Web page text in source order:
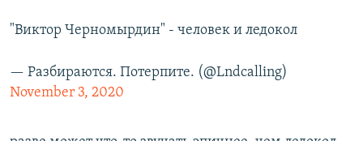
"Виктор Черномырдин" - человек и ледокол
— Разбираются. Потерпите. (@Lndcalling)
November 3, 2020